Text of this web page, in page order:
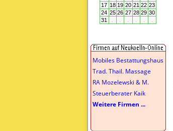
Mobiles Bestattungshaus
Trad. Thail. Massage
RA Mozelewski & M.
Steuerberater Kaik
Weitere Firmen ...